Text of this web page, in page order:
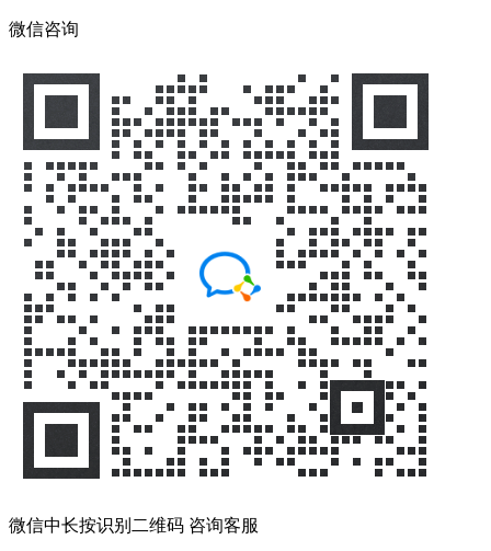
微信咨询
微信中长按识别二维码 咨询客服